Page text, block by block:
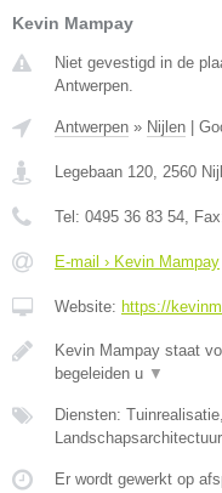
Kevin Mampay
Niet gevestigd in de
Antwerpen.
Antwerpen » Nijlen
Legebaan 120, 2560
Tel: 0495 36 83 54,
E-mail › Kevin Mampay
Website: https://
Kevin Mampay staat
begeleiden u ▼
Diensten:
Landschapsarchitectuur
Er wordt gewerkt op